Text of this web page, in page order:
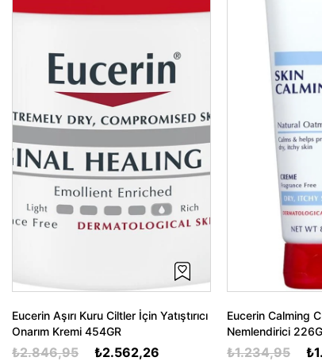
Eucerin Aşırı Kuru Ciltler İçin Yatıştırıcı
Onarım Kremi 454GR
₺2.562,26
₺2.846,95
Eucerin Calming
Nemlendirici
₺1.234,95